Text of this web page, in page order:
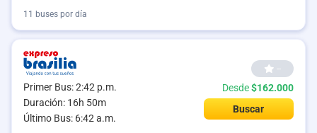
11 buses por día
Primer Bus: 2:42 p.m.
Duración: 16h 50m
Último Bus: 6:42 a.m.
--
Desde$162.000
Buscar